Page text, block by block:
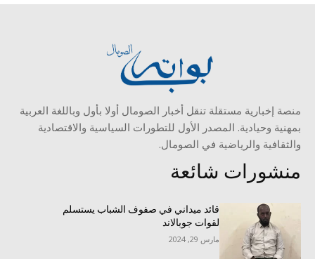
منصة إخبارية مستقلة تنقل أخبار الصومال أولا بأول وباللغة العربية
بمهنية وحيادية. المصدر الأول للتطورات السياسية والاقتصادية
والثقافية والرياضية في الصومال.
منشورات شائعة
قائد ميداني في صفوف الشباب يستسلم
لقوات جوبالاند
مارس 29, 2024